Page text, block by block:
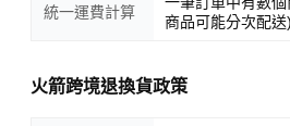
統一運費計算
商品可能分次配送)
火箭跨境退換貨政策